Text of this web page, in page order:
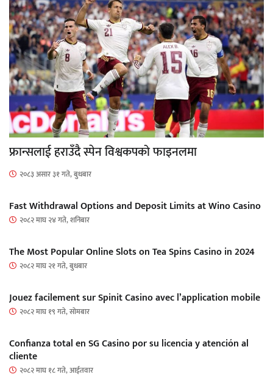
फ्रान्सलाई हराउँदै स्पेन विश्वकपको फाइनलमा
२०८३ असार ३१ गते, बुधबार
Fast Withdrawal Options and Deposit Limits at Wino Casino
२०८२ माघ २४ गते, शनिबार
The Most Popular Online Slots on Tea Spins Casino in 2024
२०८२ माघ २१ गते, बुधबार
Jouez facilement sur Spinit Casino avec l’application mobile
२०८२ माघ १९ गते, सोमबार
Confianza total en SG Casino por su licencia y atención al
cliente
२०८२ माघ १८ गते, आईतवार